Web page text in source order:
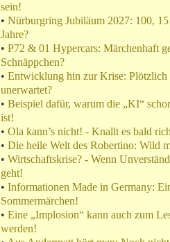
sein!
• Nürburgring Jubiläum 2027: 100,
Jahre?
• P72 & 01 Hypercars: Märchenhaft
Schnäppchen?
• Entwicklung hin zur Krise: Plötzlich
unerwartet?
• Beispiel dafür, warum die „KI“
ist!
• Ola kann’s nicht! - Knallt es bald
• Die heile Welt des Robertino: Wild
• Wirtschaftskrise? - Wenn
geht!
• Informationen Made in Germany:
Sommermärchen!
• Eine „Implosion“ kann auch zum
werden!